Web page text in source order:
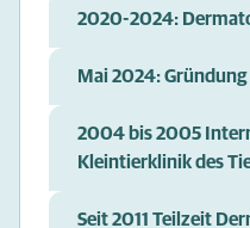
2020-2024:
Mai 2024:
2004 bis 2005
Kleintierklinik des
Seit 2011 Teilzeit